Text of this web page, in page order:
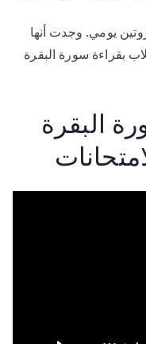
يومي. وجدت أنها
بقراءة سورة البقرة
البقرة